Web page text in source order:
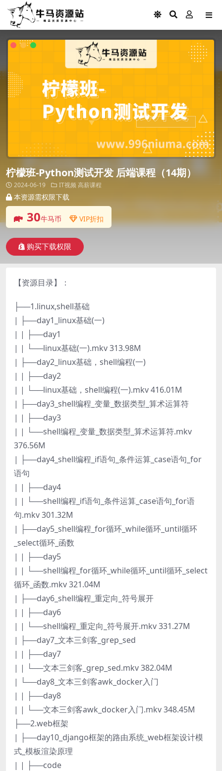
柠檬班-Python测试开发 后端课程（14期）
2024-06-19 IT视频 高薪课程
本资源需权限下载
30牛马币 VIP折扣
购买下载权限
【资源目录】：
├──1.linux,shell基础
| ├──day1_linux基础(一)
| | ├──day1
| | └──linux基础(一).mkv 313.98M
| ├──day2_linux基础，shell编程(一)
| | ├──day2
| | └──linux基础，shell编程(一).mkv 416.01M
| ├──day3_shell编程_变量_数据类型_算术运算符
| | ├──day3
| | └──shell编程_变量_数据类型_算术运算符.mkv
376.56M
| ├──day4_shell编程_if语句_条件运算_case语句_for
语句
| | ├──day4
| | └──shell编程_if语句_条件运算_case语句_for语
句.mkv 301.32M
| ├──day5_shell编程_for循环_while循环_until循环
_select循环_函数
| | ├──day5
| | └──shell编程_for循环_while循环_until循环_select
循环_函数.mkv 321.04M
| ├──day6_shell编程_重定向_符号展开
| | ├──day6
| | └──shell编程_重定向_符号展开.mkv 331.27M
| ├──day7_文本三剑客_grep_sed
| | ├──day7
| | └──文本三剑客_grep_sed.mkv 382.04M
| └──day8_文本三剑客awk_docker入门
| | ├──day8
| | └──文本三剑客awk_docker入门.mkv 348.45M
├──2.web框架
| ├──day10_django框架的路由系统_web框架设计模
式_模板渲染原理
| | ├──code